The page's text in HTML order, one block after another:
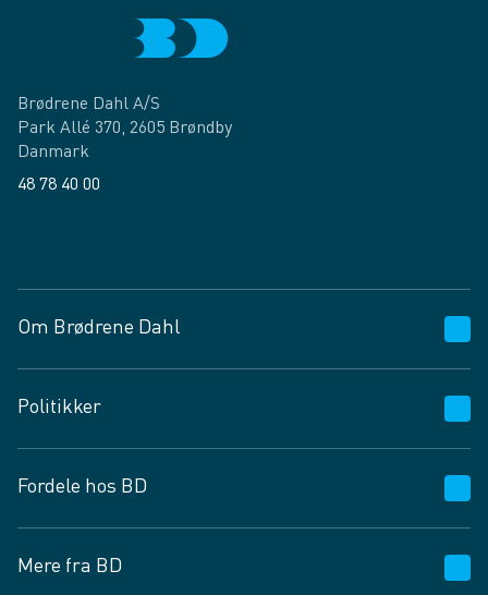
Brødrene Dahl A/S
Park Allé 370, 2605 Brøndby
Danmark
48 78 40 00
Om Brødrene Dahl
Vagttelefon 30 10 89 89
Spørgsmål og svar
Job og karriere
Fødevarekontrolrapport
Politikker
Privatlivspolitik
Cookies
Vilkår og betingelser
Fordele hos BD
BD app
Mere fra BD